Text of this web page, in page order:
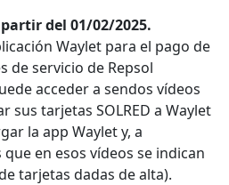
del 01/02/2025.
Waylet para el pago de
de servicio de Repsol
acceder a sendos vídeos
sus tarjetas SOLRED a Waylet
la app Waylet y, a
en esos vídeos se indican
tarjetas dadas de alta).